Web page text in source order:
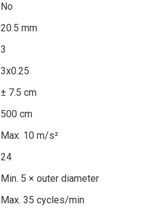
No
20.5 mm
3
3x0.25
± 7.5 cm
500 cm
Max. 10 m/s²
24
Min. 5 × outer diameter
Max. 35 cycles/min